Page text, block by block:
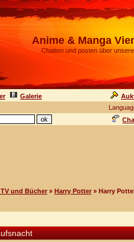
Anime & Manga
Chatten und posten über
Galerie
und Bücher » Harry Potter » Harry